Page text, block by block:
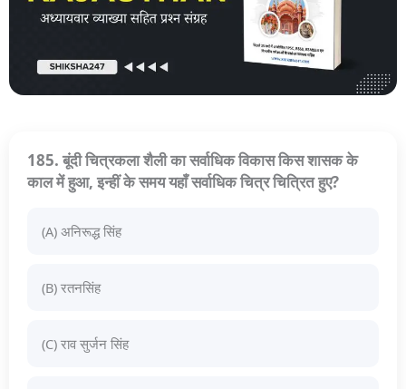
185. बूंदी चित्रकला शैली का सर्वाधिक विकास किस शासक के
काल में हुआ, इन्हीं के समय यहाँ सर्वाधिक चित्र चित्रित हुए?
(A) अनिरूद्ध सिंह
(B) रतनसिंह
(C) राव सुर्जन सिंह